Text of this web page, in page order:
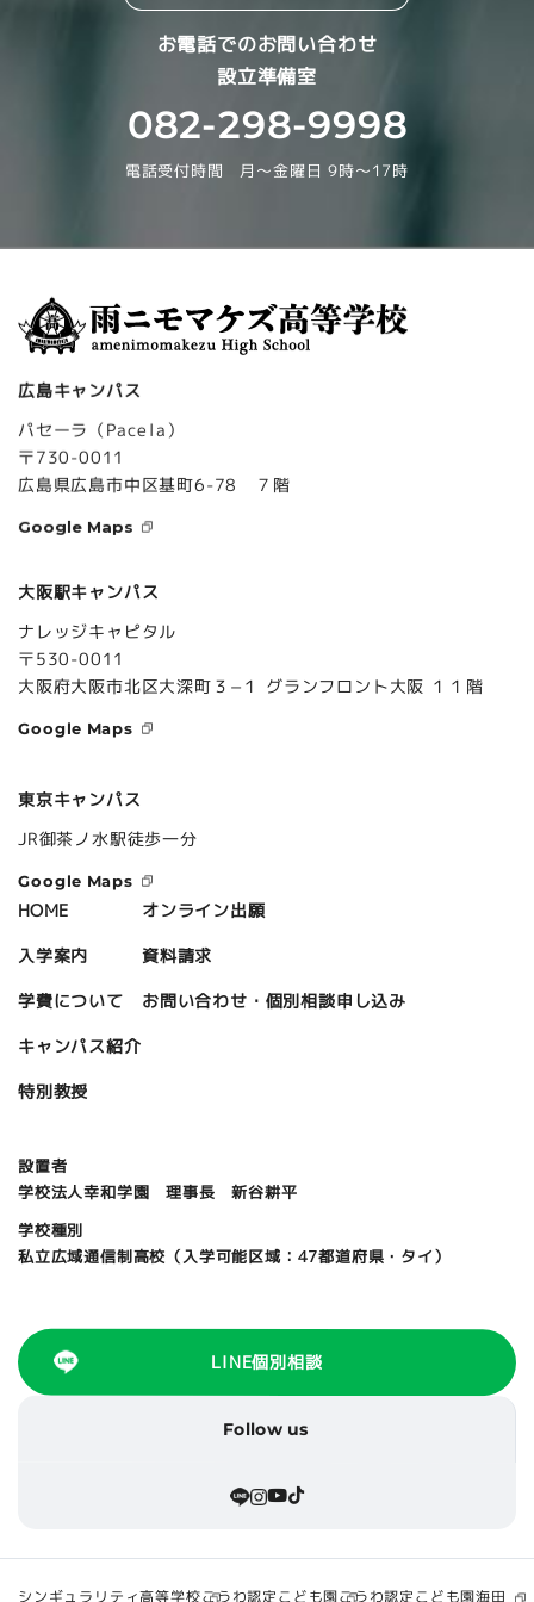
お電話でのお問い合わせ
設立準備室
082-298-9998
電話受付時間 月～金曜日 9時～17時
広島キャンパス
パセーラ（Pacela）
〒730-0011
広島県広島市中区基町6-78 ７階
Google Maps
大阪駅キャンパス
ナレッジキャピタル
〒530-0011
大阪府大阪市北区大深町３−１ グランフロント大阪 １１階
Google Maps
東京キャンパス
JR御茶ノ水駅徒歩一分
Google Maps
HOME
入学案内
学費について
キャンパス紹介
特別教授
オンライン出願
資料請求
お問い合わせ・個別相談申し込み
設置者
学校法人幸和学園 理事長 新谷耕平
学校種別
私立広域通信制高校（入学可能区域：47都道府県・タイ）
LINE個別相談
Follow us
シンギュラリティ高等学校こうわ認定こども園こうわ認定こども園海田